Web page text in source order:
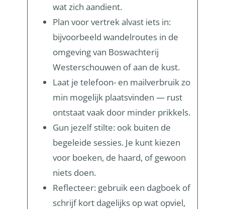
wat zich aandient.
Plan voor vertrek alvast iets in:
bijvoorbeeld wandelroutes in de
omgeving van Boswachterij
Westerschouwen of aan de kust.
Laat je telefoon- en mailverbruik zo
min mogelijk plaatsvinden — rust
ontstaat vaak door minder prikkels.
Gun jezelf stilte: ook buiten de
begeleide sessies. Je kunt kiezen
voor boeken, de haard, of gewoon
niets doen.
Reflecteer: gebruik een dagboek of
schrijf kort dagelijks op wat opviel,